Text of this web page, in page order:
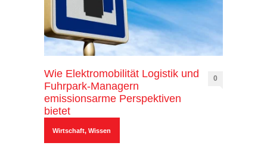
Wie Elektromobilität Logistik und
Fuhrpark-Managern
emissionsarme Perspektiven
bietet
0
Wirtschaft, Wissen